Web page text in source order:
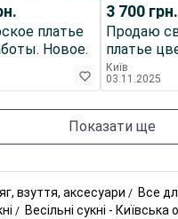
платье
Новое.
3 700 грн.
Продаю
Київ
03.11.2025
Показати ще
взуття, аксесуари
Все
Весільні сукні - Київська